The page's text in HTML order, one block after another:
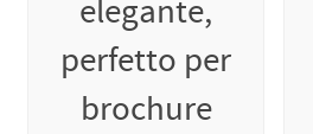
elegante,
perfetto per
brochure